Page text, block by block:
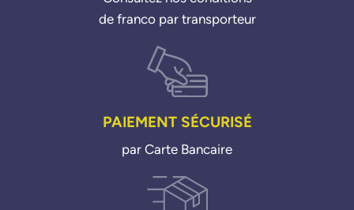
de franco par transporteur
PAIEMENT SÉCURISÉ
par Carte Bancaire